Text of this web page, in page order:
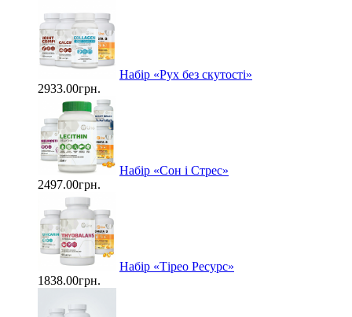
Набір «Рух без скутості»
2933.00грн.
Набір «Сон і Стрес»
2497.00грн.
Набір «Тірео Ресурс»
1838.00грн.